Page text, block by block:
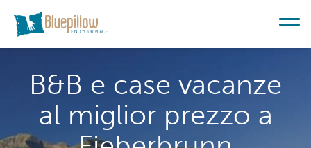
B&B e case vacanze
al miglior prezzo a